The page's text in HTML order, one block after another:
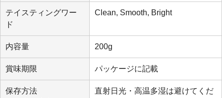
テイスティングワー
ド
Clean, Smooth, Bright
内容量 200g
賞味期限 パッケージに記載
保存方法
直射日光・高温多湿は避けてくだ